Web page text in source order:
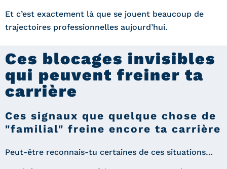
Et c’est exactement là que se jouent beaucoup de
trajectoires professionnelles aujourd’hui.
Ces blocages invisibles
qui peuvent freiner ta
carrière
Ces signaux que quelque chose de
"familial" freine encore ta carrière
Peut-être reconnais-tu certaines de ces situations…